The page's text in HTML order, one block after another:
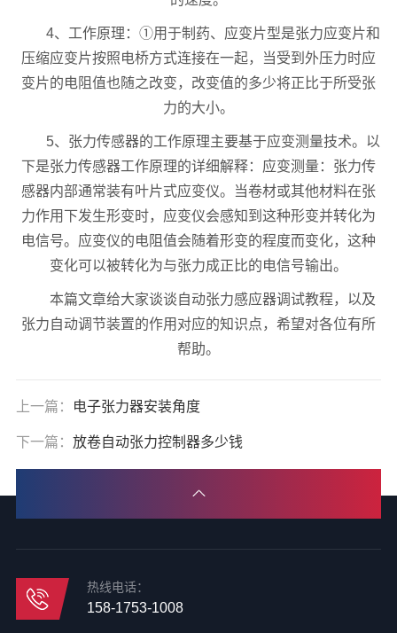
4、工作原理：①用于制药、应变片型是张力应变片和
压缩应变片按照电桥方式连接在一起，当受到外压力时应
变片的电阻值也随之改变，改变值的多少将正比于所受张
力的大小。
5、张力传感器的工作原理主要基于应变测量技术。以
下是张力传感器工作原理的详细解释：应变测量：张力传
感器内部通常装有叶片式应变仪。当卷材或其他材料在张
力作用下发生形变时，应变仪会感知到这种形变并转化为
电信号。应变仪的电阻值会随着形变的程度而变化，这种
变化可以被转化为与张力成正比的电信号输出。
本篇文章给大家谈谈自动张力感应器调试教程，以及
张力自动调节装置的作用对应的知识点，希望对各位有所
帮助。
上一篇： 电子张力器安装角度
下一篇： 放卷自动张力控制器多少钱
热线电话：
158-1753-1008